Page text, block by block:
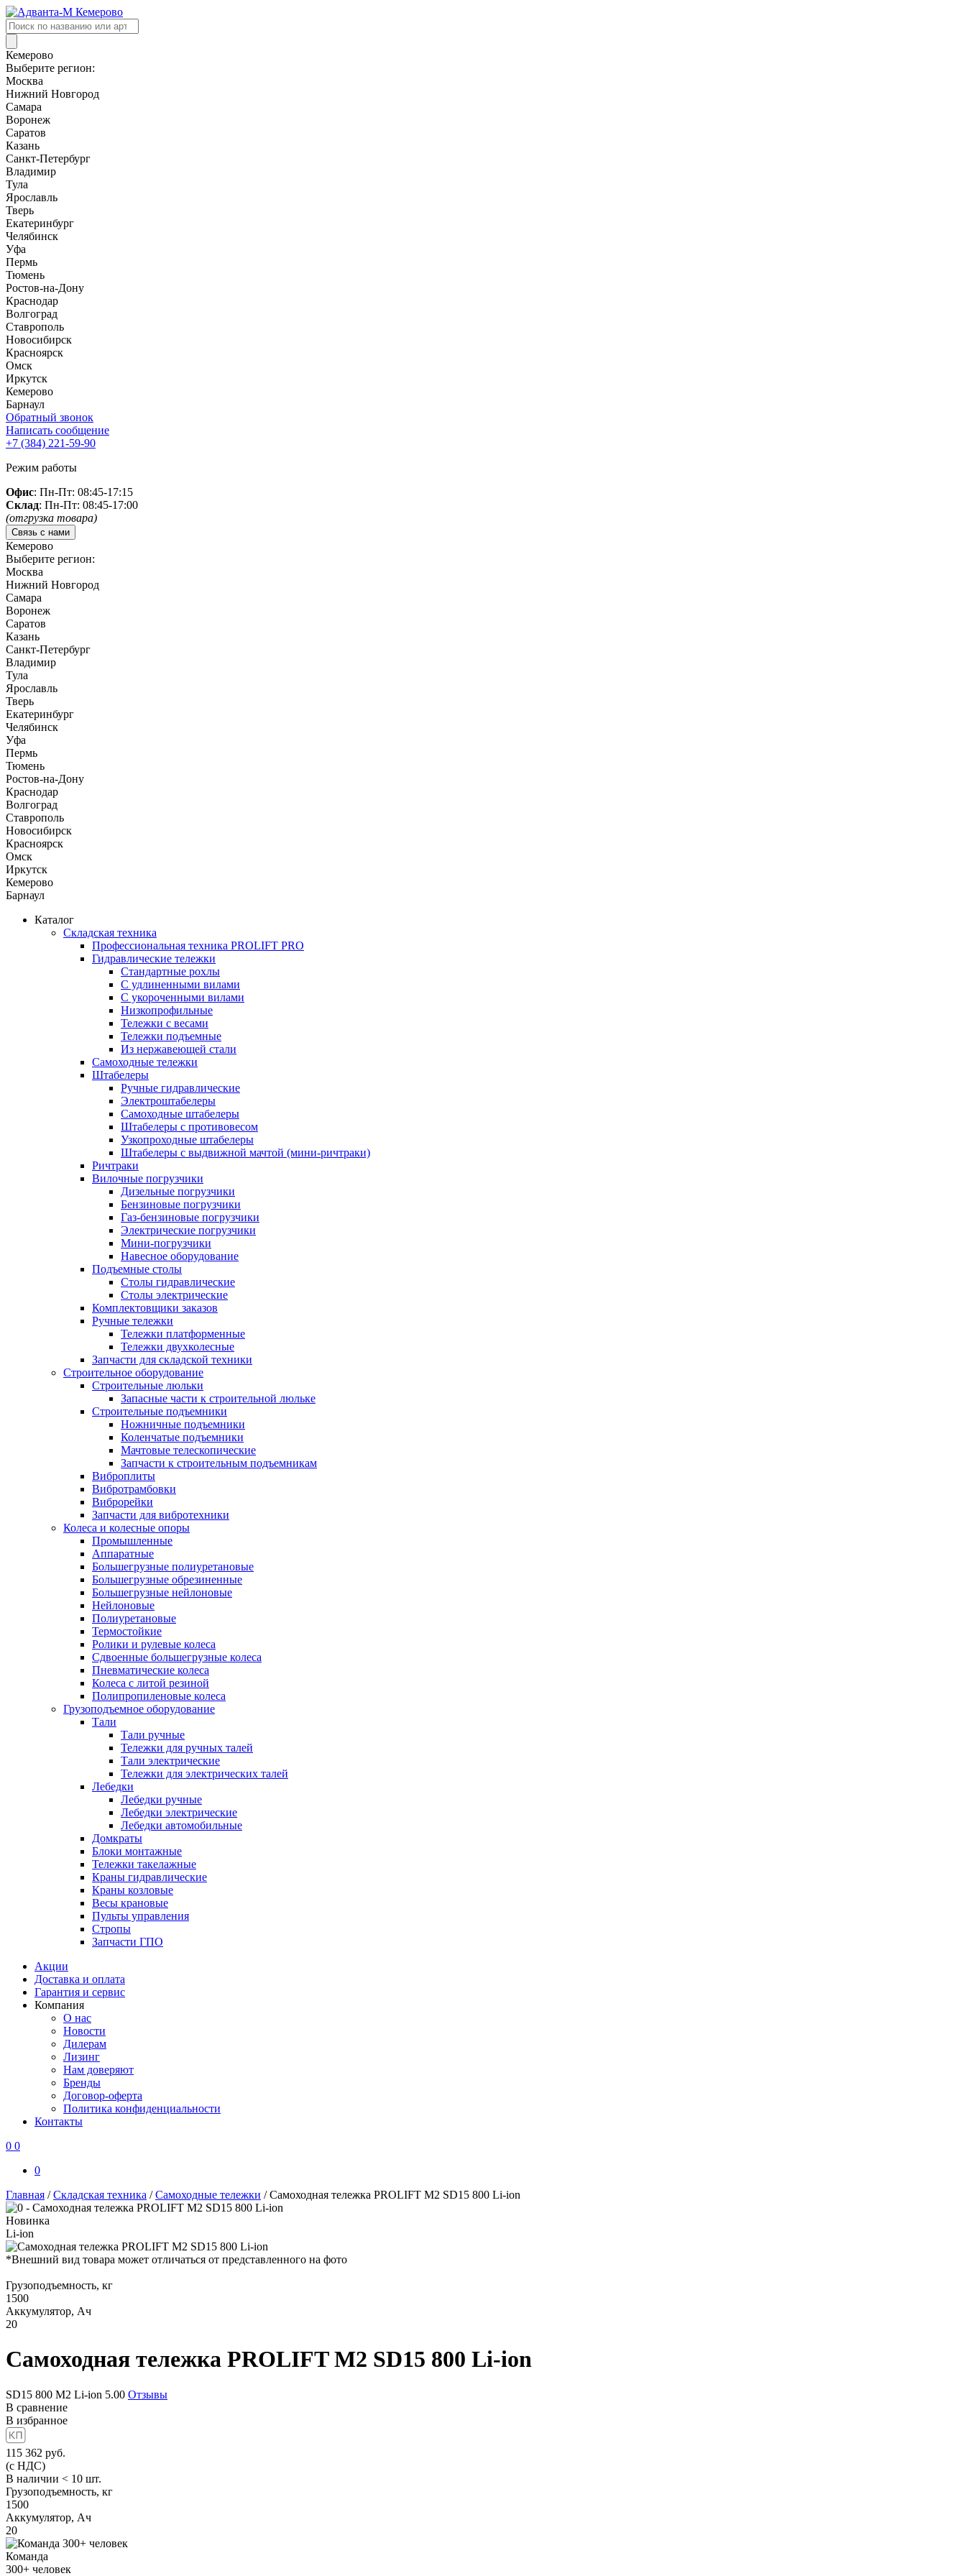
Поиск
товаров
Кемерово
Выберите регион:
Москва
Нижний Новгород
Самара
Воронеж
Саратов
Казань
Санкт-Петербург
Владимир
Тула
Ярославль
Тверь
Екатеринбург
Челябинск
Уфа
Пермь
Тюмень
Ростов-на-Дону
Краснодар
Волгоград
Ставрополь
Новосибирск
Красноярск
Омск
Иркутск
Кемерово
Барнаул
Обратный звонок
Написать сообщение
+7 (384) 221-59-90
Режим работы
Офис: Пн-Пт: 08:45-17:15
Склад: Пн-Пт: 08:45-17:00
(отгрузка товара)
Связь с нами
Кемерово
Выберите регион:
Москва
Нижний Новгород
Самара
Воронеж
Саратов
Казань
Санкт-Петербург
Владимир
Тула
Ярославль
Тверь
Екатеринбург
Челябинск
Уфа
Пермь
Тюмень
Ростов-на-Дону
Краснодар
Волгоград
Ставрополь
Новосибирск
Красноярск
Омск
Иркутск
Кемерово
Барнаул
Каталог
Складская техника
Профессиональная техника PROLIFT PRO
Гидравлические тележки
Стандартные рохлы
С удлиненными вилами
С укороченными вилами
Низкопрофильные
Тележки с весами
Тележки подъемные
Из нержавеющей стали
Самоходные тележки
Штабелеры
Ручные гидравлические
Электроштабелеры
Самоходные штабелеры
Штабелеры с противовесом
Узкопроходные штабелеры
Штабелеры с выдвижной мачтой (мини-ричтраки)
Ричтраки
Вилочные погрузчики
Дизельные погрузчики
Бензиновые погрузчики
Газ-бензиновые погрузчики
Электрические погрузчики
Мини-погрузчики
Навесное оборудование
Подъемные столы
Столы гидравлические
Столы электрические
Комплектовщики заказов
Ручные тележки
Тележки платформенные
Тележки двухколесные
Запчасти для складской техники
Строительное оборудование
Строительные люльки
Запасные части к строительной люльке
Строительные подъемники
Ножничные подъемники
Коленчатые подъемники
Мачтовые телескопические
Запчасти к строительным подъемникам
Виброплиты
Вибротрамбовки
Виброрейки
Запчасти для вибротехники
Колеса и колесные опоры
Промышленные
Аппаратные
Большегрузные полиуретановые
Большегрузные обрезиненные
Большегрузные нейлоновые
Нейлоновые
Полиуретановые
Термостойкие
Ролики и рулевые колеса
Сдвоенные большегрузные колеса
Пневматические колеса
Колеса с литой резиной
Полипропиленовые колеса
Грузоподъемное оборудование
Тали
Тали ручные
Тележки для ручных талей
Тали электрические
Тележки для электрических талей
Лебедки
Лебедки ручные
Лебедки электрические
Лебедки автомобильные
Домкраты
Блоки монтажные
Тележки такелажные
Краны гидравлические
Краны козловые
Весы крановые
Пульты управления
Стропы
Запчасти ГПО
Акции
Доставка и оплата
Гарантия и сервис
Компания
О нас
Новости
Дилерам
Лизинг
Нам доверяют
Бренды
Договор-оферта
Политика конфиденциальности
Контакты
0 0
0
Главная /Складская техника /Самоходные тележки /Самоходная тележка PROLIFT M2 SD15 800 Li-ion
Новинка
Li-ion
*Внешний вид товара может отличаться от представленного на фото
Грузоподъемность, кг
1500
Аккумулятор, Ач
20
Самоходная тележка PROLIFT M2 SD15 800 Li-ion
SD15 800 М2 Li-ion 5.00 Отзывы
В сравнение
В избранное
115 362 руб.
(с НДС)
В наличии < 10 шт.
Грузоподъемность, кг
1500
Аккумулятор, Ач
20
Команда
300+ человек